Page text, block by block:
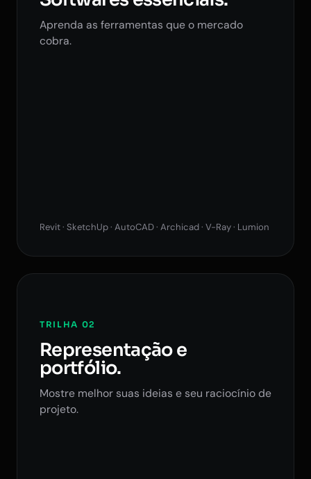
Aprenda as ferramentas que o mercado
cobra.
Revit · SketchUp · AutoCAD · Archicad · V-Ray · Lumion
TRILHA 02
Representação e
portfólio.
Mostre melhor suas ideias e seu raciocínio de
projeto.